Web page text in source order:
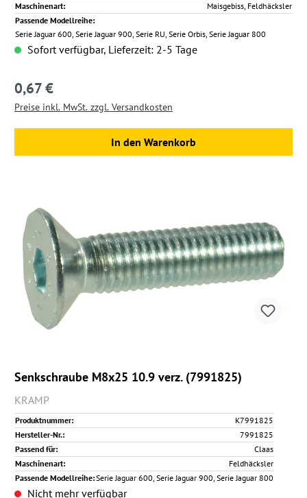
Maschinenart:
Maisgebiss, Feldhäcksler
Passende Modellreihe:
Serie Jaguar 600, Serie Jaguar 900, Serie RU, Serie Orbis, Serie Jaguar 800
Sofort verfügbar, Lieferzeit: 2-5 Tage
Regulärer Preis:
0,67 €
Preise inkl. MwSt. zzgl. Versandkosten
In den Warenkorb
Senkschraube M8x25 10.9 verz. (7991825)
KRAMP
Produktnummer:
K7991825
Hersteller-Nr.:
7991825
Passend für:
Claas
Maschinenart:
Feldhäcksler
Passende Modellreihe:Serie Jaguar 600, Serie Jaguar 900, Serie Jaguar 800
Nicht mehr verfügbar